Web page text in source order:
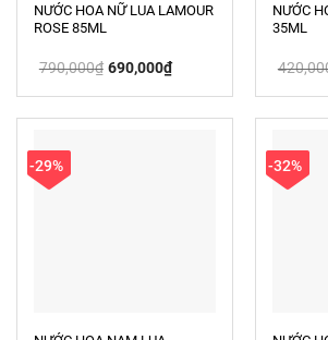
NƯỚC HOA NỮ LUA LAMOUR
ROSE 85ML
790,000₫ Giá
gốc
690,000₫Giá
hiện
690,000₫.
NƯỚC
35ML
-29% -32%